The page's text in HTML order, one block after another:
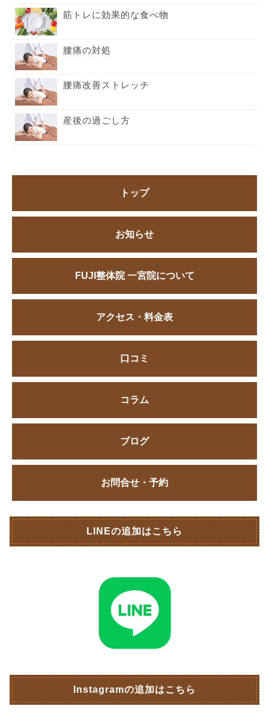
筋トレに効果的な食べ物
腰痛の対処
腰痛改善ストレッチ
産後の過ごし方
トップ
お知らせ
FUJI整体院 一宮院について
アクセス・料金表
口コミ
コラム
ブログ
お問合せ・予約
LINEの追加はこちら
Instagramの追加はこちら